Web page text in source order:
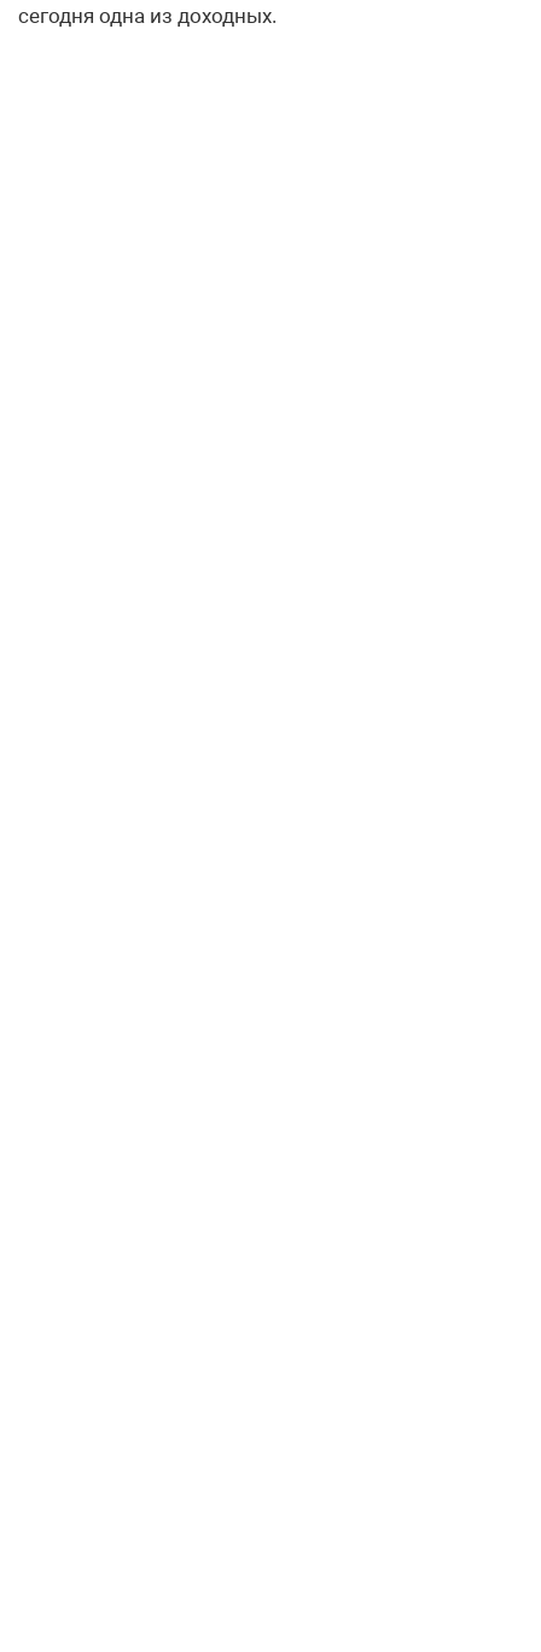
сегодня одна из доходных.